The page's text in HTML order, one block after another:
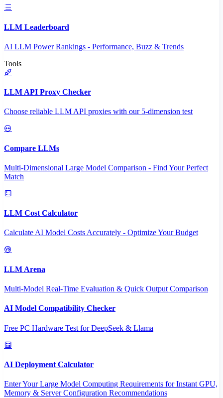
LLM Leaderboard
AI LLM Power Rankings - Performance, Buzz & Trends
Tools
LLM API Proxy Checker
Choose reliable LLM API proxies with our 5-dimension test
Compare LLMs
Multi-Dimensional Large Model Comparison - Find Your Perfect
Match
LLM Cost Calculator
Calculate AI Model Costs Accurately - Optimize Your Budget
LLM Arena
Multi-Model Real-Time Evaluation & Quick Output Comparison
AI Model Compatibility Checker
Free PC Hardware Test for DeepSeek & Llama
AI Deployment Calculator
Enter Your Large Model Computing Requirements for Instant GPU,
Memory & Server Configuration Recommendations